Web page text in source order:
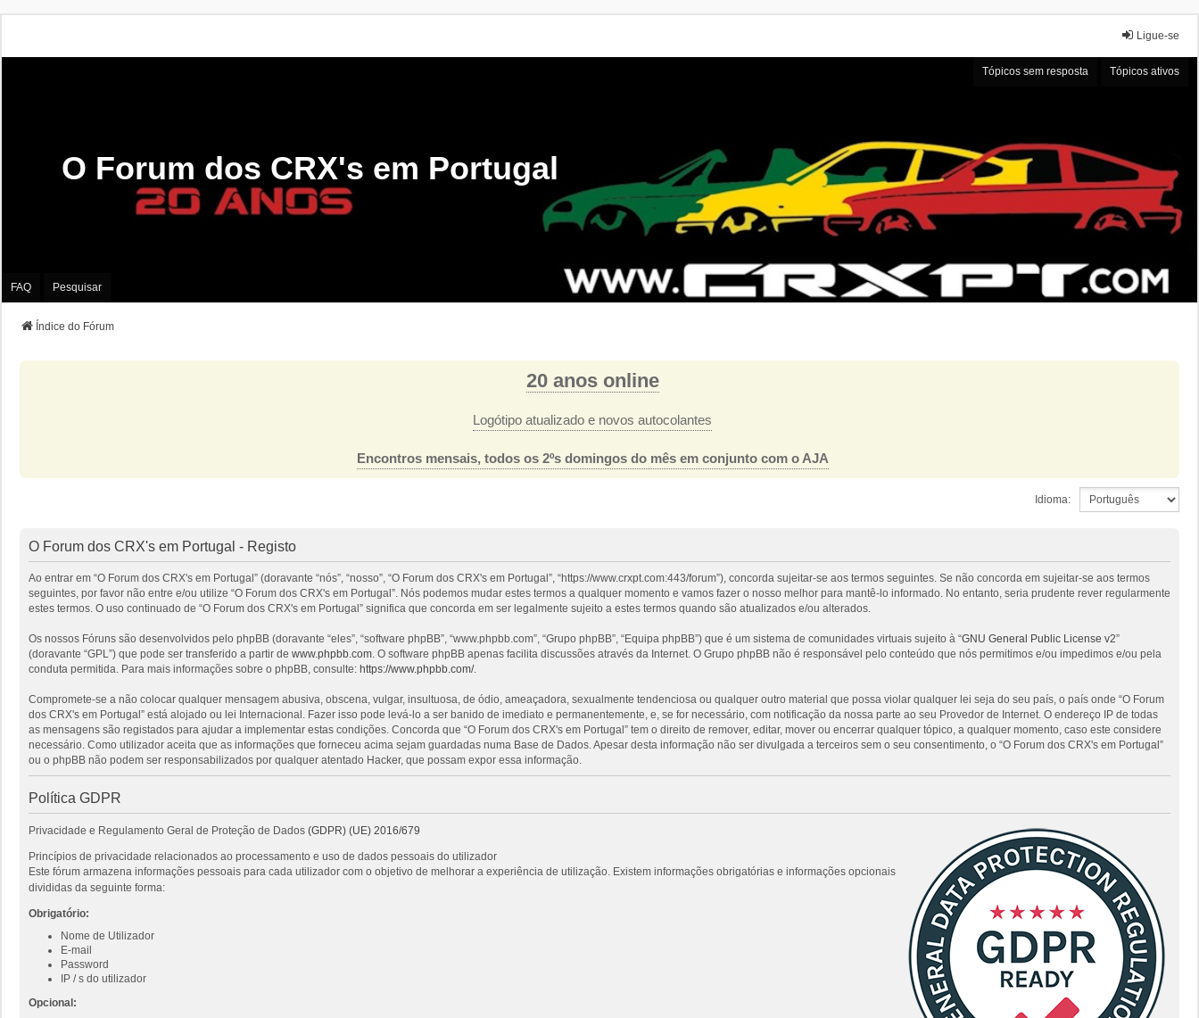
Ligue-se
Tópicos sem resposta Tópicos ativos
O Forum dos CRX's em Portugal
FAQ Pesquisar
Índice do Fórum
20 anos online
Logótipo atualizado e novos autocolantes
Encontros mensais, todos os 2ºs domingos do mês em conjunto com o AJA
Idioma:
O Forum dos CRX's em Portugal - Registo
Ao entrar em “O Forum dos CRX's em Portugal” (doravante “nós”, “nosso”, “O Forum dos CRX's em Portugal”, “https://www.crxpt.com:443/forum”), concorda sujeitar-se aos termos seguintes. Se não concorda em sujeitar-se aos termos
seguintes, por favor não entre e/ou utilize “O Forum dos CRX's em Portugal”. Nós podemos mudar estes termos a qualquer momento e vamos fazer o nosso melhor para mantê-lo informado. No entanto, seria prudente rever regularmente
estes termos. O uso continuado de “O Forum dos CRX's em Portugal” significa que concorda em ser legalmente sujeito a estes termos quando são atualizados e/ou alterados.
Os nossos Fóruns são desenvolvidos pelo phpBB (doravante “eles”, “software phpBB”, “www.phpbb.com”, “Grupo phpBB”, “Equipa phpBB”) que é um sistema de comunidades virtuais sujeito à “GNU General Public License v2”
(doravante “GPL”) que pode ser transferido a partir de www.phpbb.com. O software phpBB apenas facilita discussões através da Internet. O Grupo phpBB não é responsável pelo conteúdo que nós permitimos e/ou impedimos e/ou pela
conduta permitida. Para mais informações sobre o phpBB, consulte: https://www.phpbb.com/.
Compromete-se a não colocar qualquer mensagem abusiva, obscena, vulgar, insultuosa, de ódio, ameaçadora, sexualmente tendenciosa ou qualquer outro material que possa violar qualquer lei seja do seu país, o país onde “O Forum
dos CRX's em Portugal” está alojado ou lei Internacional. Fazer isso pode levá-lo a ser banido de imediato e permanentemente, e, se for necessário, com notificação da nossa parte ao seu Provedor de Internet. O endereço IP de todas
as mensagens são registados para ajudar a implementar estas condições. Concorda que “O Forum dos CRX's em Portugal” tem o direito de remover, editar, mover ou encerrar qualquer tópico, a qualquer momento, caso este considere
necessário. Como utilizador aceita que as informações que forneceu acima sejam guardadas numa Base de Dados. Apesar desta informação não ser divulgada a terceiros sem o seu consentimento, o “O Forum dos CRX's em Portugal”
ou o phpBB não podem ser responsabilizados por qualquer atentado Hacker, que possam expor essa informação.
Política GDPR
Privacidade e Regulamento Geral de Proteção de Dados (GDPR) (UE) 2016/679
Princípios de privacidade relacionados ao processamento e uso de dados pessoais do utilizador
Este fórum armazena informações pessoais para cada utilizador com o objetivo de melhorar a experiência de utilização. Existem informações obrigatórias e informações opcionais
divididas da seguinte forma:
Obrigatório:
Nome de Utilizador
E-mail
Password
IP / s do utilizador
Opcional: